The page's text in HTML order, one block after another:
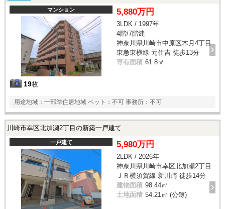
マンション
19枚
5,880万円
3LDK / 1997年
4階/7階建
神奈川県川崎市中原区木月4丁目
東急東横線 元住吉 徒歩13分
専有面積 61.8㎡
用途地域：一部準住居地域 ペット：不可 事務所：不可
川崎市幸区北加瀬2丁目の新築一戸建て
一戸建て 5,980万円
2LDK / 2026年
神奈川県川崎市幸区北加瀬2丁目
ＪＲ横須賀線 新川崎 徒歩14分
建物面積 98.44㎡
土地面積 54.21㎡ (公簿)